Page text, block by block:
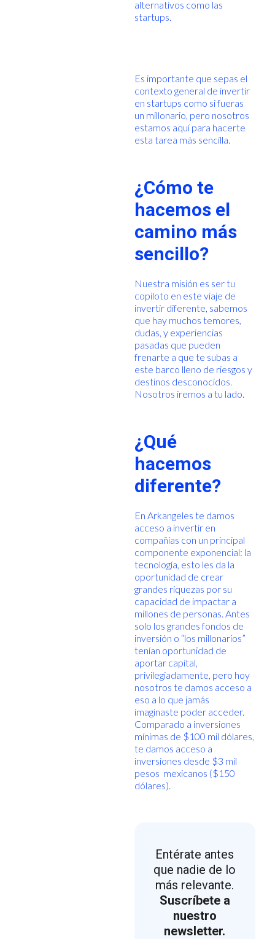
alternativos como las
startups.
Es importante que sepas el
contexto general de invertir
en startups como si fueras
un millonario, pero nosotros
estamos aquí para hacerte
esta tarea más sencilla.
¿Cómo te
hacemos el
camino más
sencillo?
Nuestra misión es ser tu
copiloto en este viaje de
invertir diferente, sabemos
que hay muchos temores,
dudas, y experiencias
pasadas que pueden
frenarte a que te subas a
este barco lleno de riesgos y
destinos desconocidos.
Nosotros iremos a tu lado.
¿Qué
hacemos
diferente?
En Arkangeles te damos
acceso a invertir en
compañías con un principal
componente exponencial: la
tecnología, esto les da la
oportunidad de crear
grandes riquezas por su
capacidad de impactar a
millones de personas. Antes
solo los grandes fondos de
inversión o “los millonarios”
tenían oportunidad de
aportar capital,
privilegiadamente, pero hoy
nosotros te damos acceso a
eso a lo que jamás
imaginaste poder acceder.
Comparado a inversiones
mínimas de $100 mil dólares,
te damos acceso a
inversiones desde $3 mil
pesos mexicanos ($150
dólares).
Entérate antes
que nadie de lo
más relevante.
Suscríbete a
nuestro
newsletter.